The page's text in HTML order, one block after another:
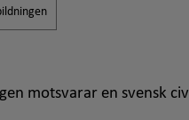
motsvarar en svensk